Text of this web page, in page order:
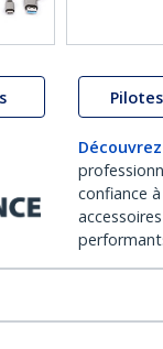
confiance